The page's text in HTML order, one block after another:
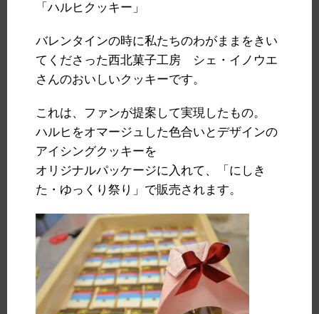
「ハルヒクッキー」
バレンタインの時に私たちのわがままをきい
てくださった西北菓子工房 シェ・イノウエ
さんのおいしいクッキーです。
これは、ファンが提案して実現したもの。
ハルヒをオマージュした色合いとデザインの
アイシングクッキーを
オリジナルパッケージに入れて、「にしき
た・ゆっくり祭り」で販売されます。